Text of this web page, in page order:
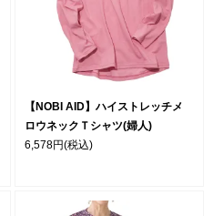
【NOBI AID】ハイストレッチメ
ロウネックＴシャツ(婦人)
6,578円(税込)